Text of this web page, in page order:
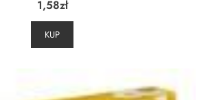
1,58zł
KUP